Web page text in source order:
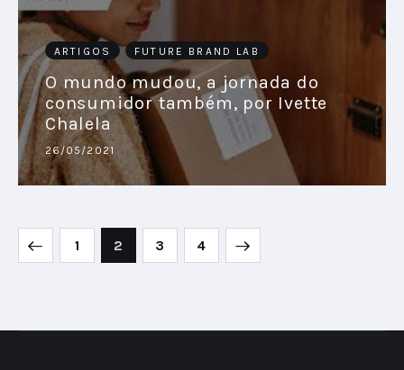
ARTIGOS FUTURE BRAND LAB
O mundo mudou, a jornada do
consumidor também, por Ivette
Chalela
26/05/2021
1 2 3 4
>